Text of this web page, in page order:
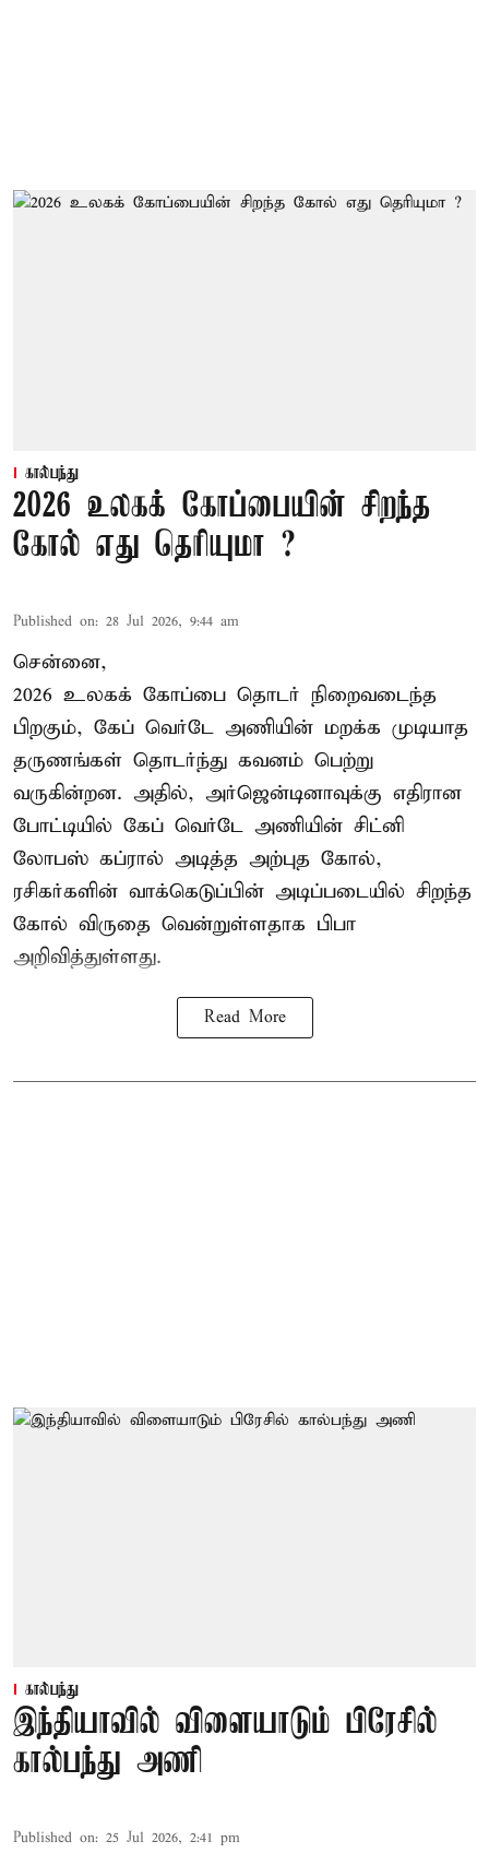
கால்பந்து
2026 உலகக் கோப்பையின் சிறந்த
கோல் எது தெரியுமா ?
Published on: 28 Jul 2026, 9:44 am
சென்னை,
2026 உலகக் கோப்பை தொடர் நிறைவடைந்த
பிறகும், கேப் வெர்டே அணியின் மறக்க முடியாத
தருணங்கள் தொடர்ந்து கவனம் பெற்று
வருகின்றன. அதில், அர்ஜென்டினாவுக்கு எதிரான
போட்டியில் கேப் வெர்டே அணியின் சிட்னி
லோபஸ் கப்ரால் அடித்த அற்புத கோல்,
ரசிகர்களின் வாக்கெடுப்பின் அடிப்படையில் சிறந்த
கோல் விருதை வென்றுள்ளதாக பிபா
அறிவித்துள்ளது.
Read More
கால்பந்து
இந்தியாவில் விளையாடும் பிரேசில்
கால்பந்து அணி
Published on: 25 Jul 2026, 2:41 pm